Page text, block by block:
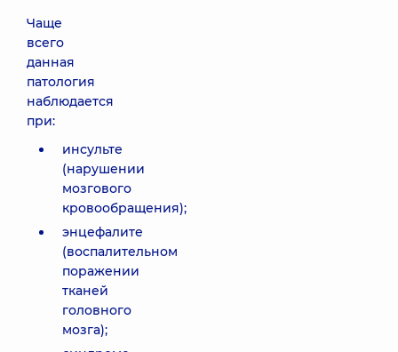
Чаще
всего
данная
патология
наблюдается
при:
инсульте
(нарушении
мозгового
кровообращения);
энцефалите
(воспалительном
поражении
тканей
головного
мозга);